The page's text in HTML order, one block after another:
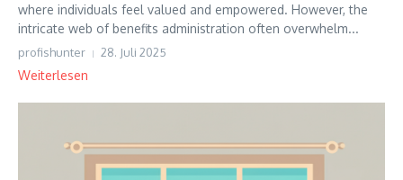
where individuals feel valued and empowered. However, the
intricate web of benefits administration often overwhelm...
profishunter 28. Juli 2025
Weiterlesen